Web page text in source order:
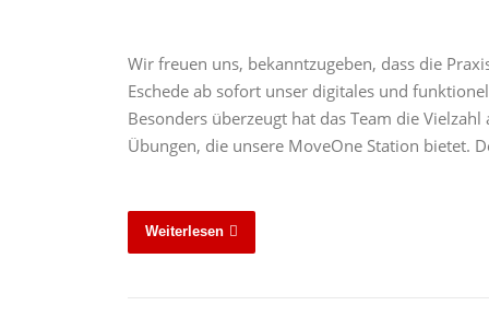
Wir freuen uns, bekanntzugeben, dass die
Eschede ab sofort unser digitales und
Besonders überzeugt hat das Team die
Übungen, die unsere MoveOne Station bietet.
Weiterlesen